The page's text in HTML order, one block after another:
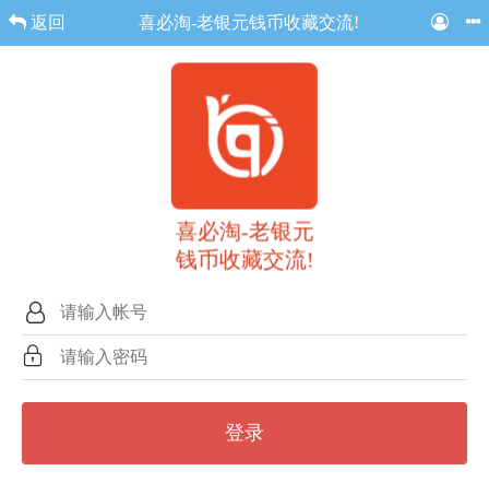
返回 喜必淘-老银元钱币收藏交流!
喜必淘-老银元
钱币收藏交流!
登录